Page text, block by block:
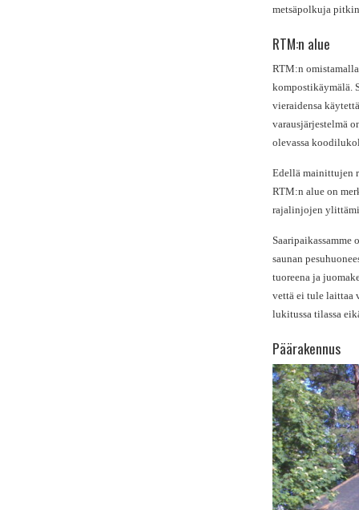
metsäpolkuja
RTM:n alue
RTM:n
kompostikäymälä.
vieraidensa
varausjärjestelmä
olevassa
Edellä mainittujen
RTM:n alue on
rajalinjojen
Saaripaikassamme
saunan
tuoreena ja
vettä ei tule laittaa
lukitussa tilassa
Päärakennus